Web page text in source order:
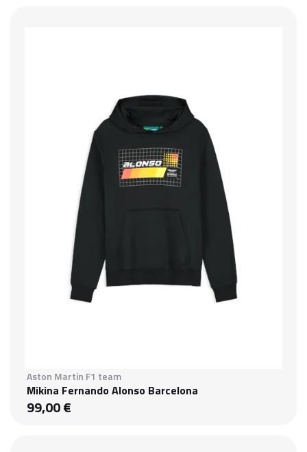
Aston Martin F1 team
Mikina Fernando Alonso Barcelona
99,00 €